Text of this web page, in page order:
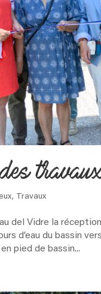
, Travaux
del Vidre la
d’eau du bassin
pied de bassin...